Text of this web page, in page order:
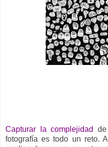
Capturar la complejidad
fotografía es todo un reto.